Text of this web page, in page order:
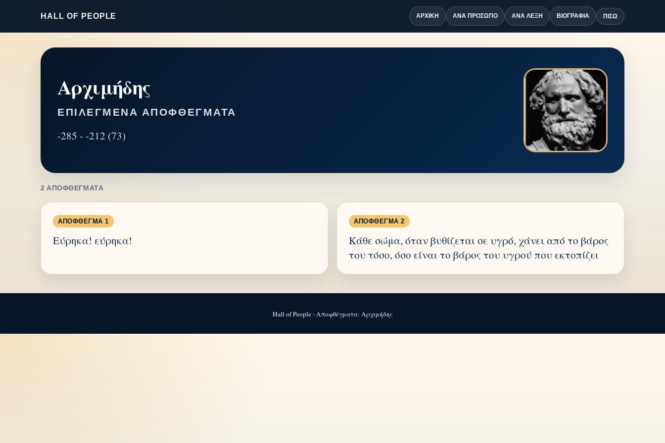
HALL OF PEOPLE ΑΡΧΙΚΉ ΑΝΆ ΠΡΌΣΩΠΟ ΑΝΆ ΛΈΞΗ ΒΙΟΓΡΑΦΊΑ ΠΊΣΩ
Αρχιμήδης
ΕΠΙΛΕΓΜΈΝΑ ΑΠΟΦΘΈΓΜΑΤΑ
-285 - -212 (73)
2 ΑΠΟΦΘΈΓΜΑΤΑ
ΑΠΌΦΘΕΓΜΑ 1
Εύρηκα! εύρηκα!
ΑΠΌΦΘΕΓΜΑ 2
Κάθε σώμα, όταν βυθίζεται σε υγρό, χάνει από το βάρος
του τόσο, όσο είναι το βάρος του υγρού που εκτοπίζει
Hall of People - Αποφθέγματα: Αρχιμήδης